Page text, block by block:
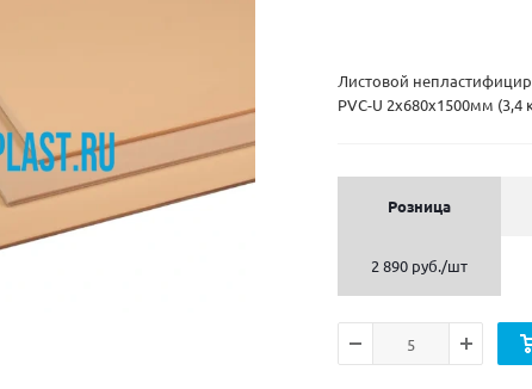
Листовой
PVC-U 2х680х1500мм (3,4
Розница
2 890 руб./шт